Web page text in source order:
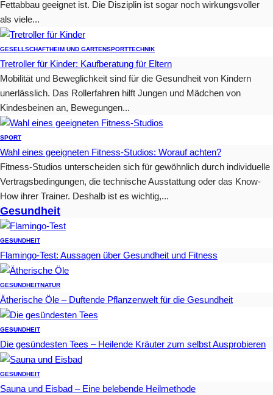
Fettabbau geeignet ist. Die Disziplin ist sogar noch wirkungsvoller
als viele...
GESELLSCHAFTHEIM UND GARTENSPORTTECHNIK
Tretroller für Kinder: Kaufberatung für Eltern
Mobilität und Beweglichkeit sind für die Gesundheit von Kindern
unerlässlich. Das Rollerfahren hilft Jungen und Mädchen von
Kindesbeinen an, Bewegungen...
SPORT
Wahl eines geeigneten Fitness-Studios: Worauf achten?
Fitness-Studios unterscheiden sich für gewöhnlich durch individuelle
Vertragsbedingungen, die technische Ausstattung oder das Know-
How ihrer Trainer. Deshalb ist es wichtig,...
Gesundheit
GESUNDHEIT
Flamingo-Test: Aussagen über Gesundheit und Fitness
GESUNDHEITNATUR
Ätherische Öle – Duftende Pflanzenwelt für die Gesundheit
GESUNDHEIT
Die gesündesten Tees – Heilende Kräuter zum selbst Ausprobieren
GESUNDHEIT
Sauna und Eisbad – Eine belebende Heilmethode